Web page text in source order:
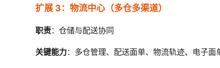
扩展 3：物流中心（多仓多渠道）
职责：仓储与配送协同
关键能力：多仓管理、配送面单、物流轨迹、电子面